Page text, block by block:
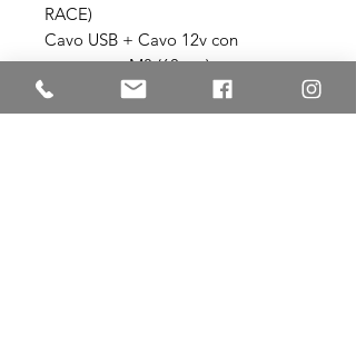
RACE)
Cavo USB + Cavo 12v con
connettore M8 (60 cm)
Kit di fissaggio con viti M4